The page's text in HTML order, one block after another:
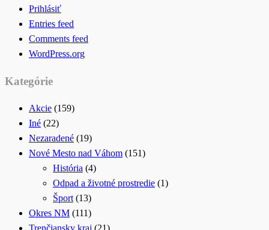
Prihlásiť
Entries feed
Comments feed
WordPress.org
Kategórie
Akcie (159)
Iné (22)
Nezaradené (19)
Nové Mesto nad Váhom (151)
História (4)
Odpad a životné prostredie (1)
Šport (13)
Okres NM (111)